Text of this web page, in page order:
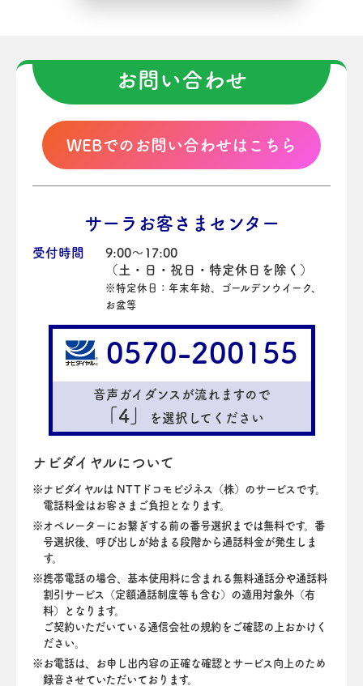
お問い合わせ
WEBでのお問い合わせはこちら
サーラお客さまセンター
受付時間
9:00～17:00
（土・日・祝日・特定休日を除く）
※特定休日：年末年始、ゴールデンウイーク、
お盆等
0570-200155
音声ガイダンスが流れますので
「4」 を選択してください
ナビダイヤルについて
ナビダイヤルは NTTドコモビジネス（株）のサービスです。
電話料金はお客さまご負担となります。
オペレーターにお繋ぎする前の番号選択までは無料です。番
号選択後、呼び出しが始まる段階から通話料金が発生しま
す。
携帯電話の場合、基本使用料に含まれる無料通話分や通話料
割引サービス（定額通話制度等も含む）の適用対象外（有
料）となります。
ご契約いただいている通信会社の規約をご確認の上おかけく
ださい。
お電話は、お申し出内容の正確な確認とサービス向上のため
録音させていただいております。